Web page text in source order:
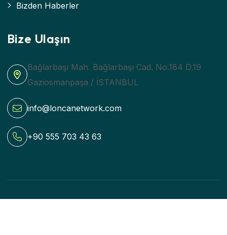
Bizden Haberler
Bize Ulaşın
Bağlarbaşı Mah. Bağlarbaşı Cad. No.184 D.19
Gaziosmanpaşa / İSTANBUL
info@loncanetwork.com
+90 555 703 43 63
Beetinq bir Sia Teknoloji Markasıdır